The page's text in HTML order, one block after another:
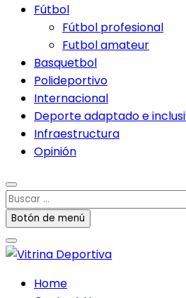
Fútbol
Fútbol profesional
Futbol amateur
Basquetbol
Polideportivo
Internacional
Deporte adaptado e
Infraestructura
Opinión
Buscar
…Botón de menú
Home